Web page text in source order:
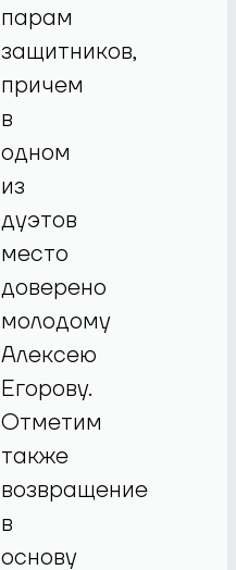
парам
защитников,
причем
в
одном
из
дуэтов
место
доверено
молодому
Алексею
Егорову.
Отметим
также
возвращение
в
основу